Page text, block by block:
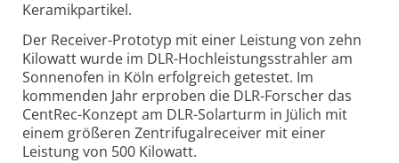
Keramikpartikel.
Der Receiver-Prototyp mit einer Leistung von zehn
Kilowatt wurde im DLR-Hochleistungsstrahler am
Sonnenofen in Köln erfolgreich getestet. Im
kommenden Jahr erproben die DLR-Forscher das
CentRec-Konzept am DLR-Solarturm in Jülich mit
einem größeren Zentrifugalreceiver mit einer
Leistung von 500 Kilowatt.